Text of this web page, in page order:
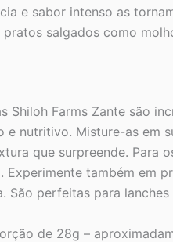
e sabor intenso as
salgados como
Shiloh Farms Zante são
e nutritivo. Misture-as em
que surpreende. Para
Experimente também em
São perfeitas para
de 28g –